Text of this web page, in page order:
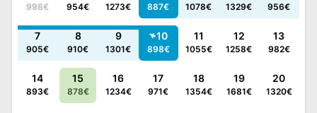
998€ 954€ 1273€ 887€ 1078€ 1329€ 956€
7
905€
8
910€
9
1301€
10
898€
11
1055€
12
1258€
13
982€
14
893€
15
878€
16
1234€
17
971€
18
1354€
19
1681€
20
1320€